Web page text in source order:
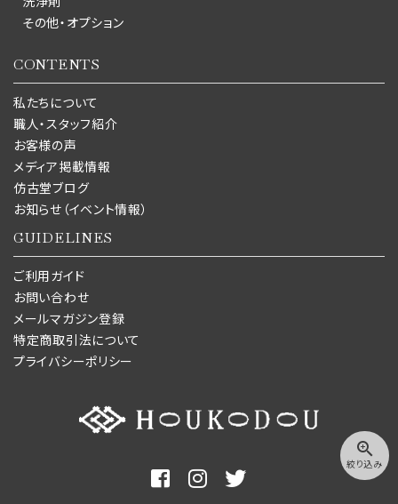
zoom_in
絞り込み
その他・オプション
CONTENTS
私たちについて
職人・スタッフ紹介
お客様の声
メディア掲載情報
仿古堂ブログ
お知らせ（イベント情報）
GUIDELINES
ご利用ガイド
お問い合わせ
メールマガジン登録
特定商取引法について
プライバシーポリシー